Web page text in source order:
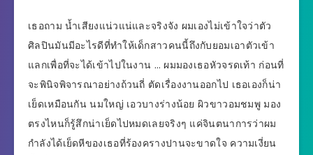
เธอถาม น้ำเสียงแน่วแน่และจริงจัง ผมเองไม่เข้าใจว่าตัว
ศิลปินมันมีอะไรดีที่ทำให้เด็กสาวคนนี้ถึงกับยอมเอาตัวเข้า
แลกเพื่อที่จะได้เข้าไปในงาน … ผมมองเธอหัวจรดเท้า ก่อนที่
จะพินิจพิจารณาอย่างถ้วนถี่ ตัดเรื่องงานออกไป เธอเองก็น่า
เย็ดเหมือนกัน นมใหญ่ เอวบางร่างน้อย ผิวขาวอมชมพู มอง
ตรงไหนก็รู้สึกน่าเย็ดไปหมดเลยจริงๆ แค่จินตนาการว่าผม
กำลังได้เย็ดหีของเธอที่ร้องครางปานจะขาดใจ ความเงี่ยน